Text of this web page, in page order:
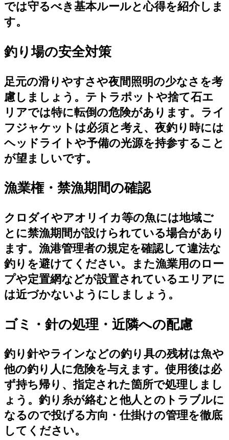
では守るべき基本ルールと心得を紹介しま
す。
釣り場の安全対策
足元の滑りやすさや夜間照明の少なさを考
慮しましょう。テトラポットや捨て石エ
リアでは特に転倒の危険があります。ライ
フジャケットは必須と考え、夜釣り時には
ヘッドライトや予備の光源を持参すること
が望ましいです。
漁業権・禁漁期間の確認
クロダイやアオリイカ等の魚には地域ご
とに禁漁期間が設けられている場合があり
ます。漁港管理者の規定を確認して違法な
釣りを避けてください。また漁業用のロー
プや定置網などが設置されているエリアに
は近づかないようにしましょう。
ゴミ・針の処理・近隣への配慮
釣り針やラインなどの釣り具の残材は魚や
他の釣り人に危険を与えます。使用後は必
ず持ち帰り、指定された箇所で処理しまし
ょう。釣り糸が絡むと他人とのトラブルに
なるので投げる方向・仕掛けの管理を徹底
してください。